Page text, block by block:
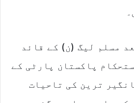
مسلم لیگ (ن) کے قائد
پاکستان پارٹی کے
ترین کی تاحیات